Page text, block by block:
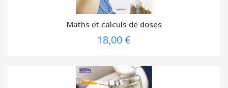
Maths et calculs de doses
18,00 €